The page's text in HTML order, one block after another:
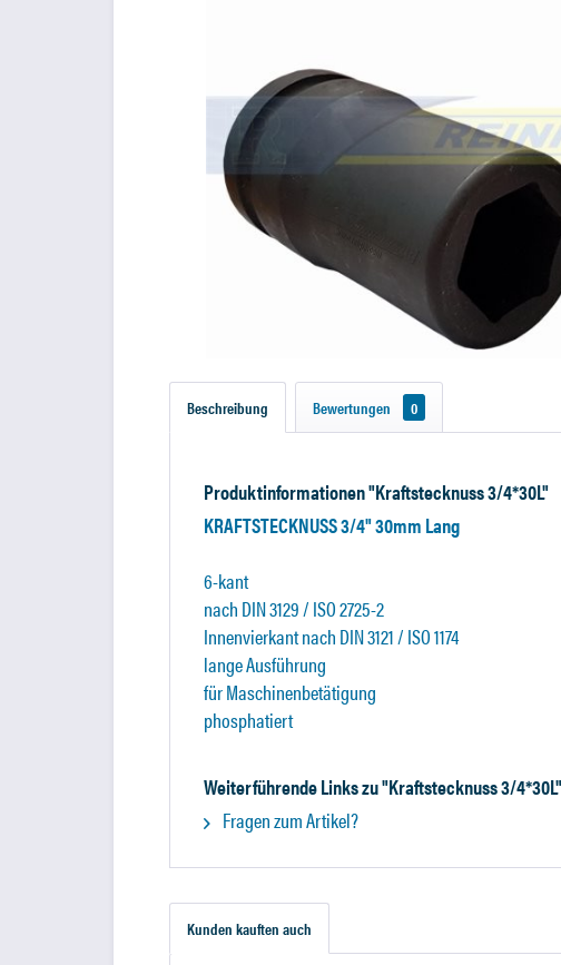
Beschreibung Bewertungen 0
Produktinformationen "Kraftstecknuss 3/4*30L"
KRAFTSTECKNUSS 3/4" 30mm Lang
6-kant
nach DIN 3129 / ISO 2725-2
Innenvierkant nach DIN 3121 / ISO 1174
lange Ausführung
für Maschinenbetätigung
phosphatiert
Weiterführende Links zu "Kraftstecknuss 3/4*30L"
Fragen zum Artikel?
Kunden kauften auch